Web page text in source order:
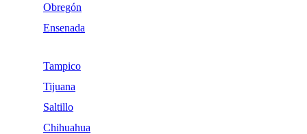
Obregón
Ensenada
Tampico
Tijuana
Saltillo
Chihuahua